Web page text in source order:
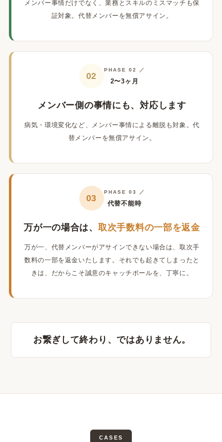
メンバー事情だけでなく、業務とスキルのミスマッチも保
証対象。代替メンバーを無償アサイン。
02
PHASE 02 ／
2〜3ヶ月
メンバー側の事情にも、対応します
病気・環境変化など、メンバー事情による離脱も対象。代
替メンバーを無償アサイン。
03
PHASE 03 ／
代替不能時
万が一の場合は、 取次手数料の一部を返金
万が一、代替メンバーがアサインできない場合は、取次手
数料の一部を返金いたします。それでも起きてしまったと
きは、だからこそ誠意のキャッチボールを、丁寧に。
お繋ぎして終わり、ではありません。
CASES